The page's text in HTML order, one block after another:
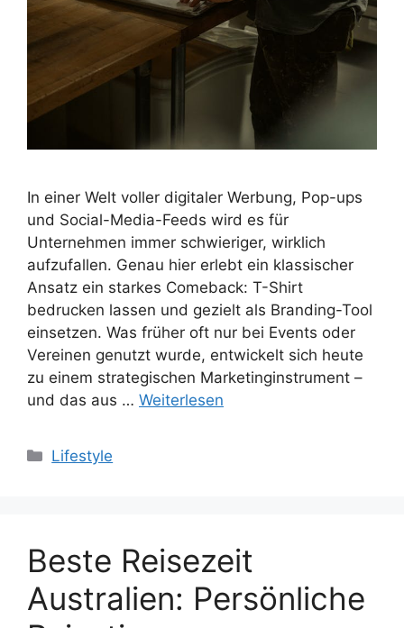
In einer Welt voller digitaler Werbung, Pop-ups
und Social-Media-Feeds wird es für
Unternehmen immer schwieriger, wirklich
aufzufallen. Genau hier erlebt ein klassischer
Ansatz ein starkes Comeback: T-Shirt
bedrucken lassen und gezielt als Branding-Tool
einsetzen. Was früher oft nur bei Events oder
Vereinen genutzt wurde, entwickelt sich heute
zu einem strategischen Marketinginstrument –
und das aus … Weiterlesen
Kategorien
Lifestyle
Beste Reisezeit
Australien: Persönliche